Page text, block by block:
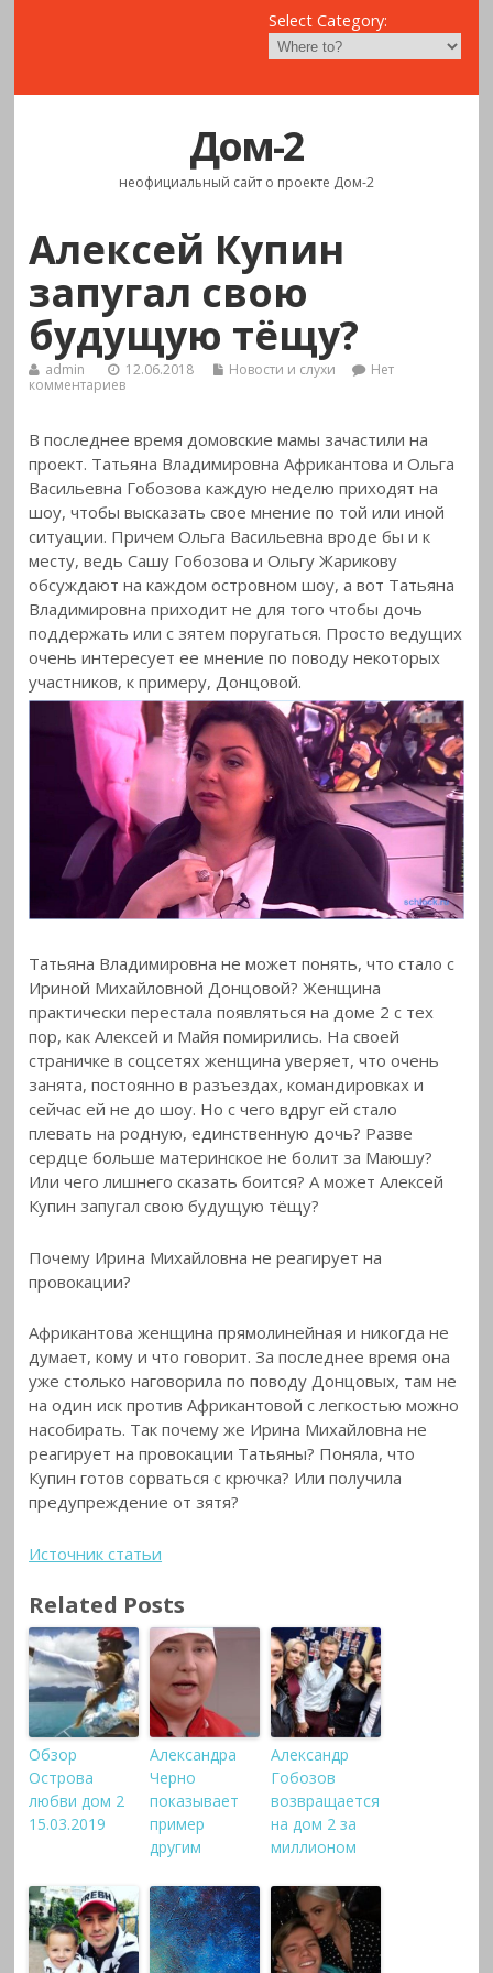
Select Category:
Дом-2
неофициальный сайт о проекте Дом-2
Алексей Купин
запугал свою
будущую тёщу?
admin 12.06.2018 Новости и слухи
Нет
комментариев
В последнее время домовские мамы зачастили на
проект. Татьяна Владимировна Африкантова и Ольга
Васильевна Гобозова каждую неделюприходят на
шоу, чтобы высказать свое мнение по той или иной
ситуации. Причем Ольга Васильевна вроде бы и к
месту, ведь Сашу Гобозова и Ольгу Жарикову
обсуждают на каждом островном шоу, а вот Татьяна
Владимировна приходит не для того чтобы дочь
поддержать или с зятем поругаться. Просто ведущих
очень интересует ее мнение по поводу некоторых
участников, к примеру, Донцовой.
Татьяна Владимировна не может понять, что стало с
Ириной Михайловной Донцовой? Женщина
практически перестала появляться на доме 2 с тех
пор, как Алексей и Майя помирились. На своей
страничке в соцсетях женщина уверяет, что очень
занята, постоянно в разъездах, командировках и
сейчас ей не до шоу. Но с чего вдруг ей стало
плевать на родную, единственную дочь? Разве
сердце больше материнское не болит за Маюшу?
Или чего лишнего сказать боится? А может Алексей
Купин запугал свою будущую тёщу?
Почему Ирина Михайловна не реагирует на
провокации?
Африкантова женщина прямолинейная и никогда не
думает, кому и что говорит. За последнее время она
уже столько наговорила по поводу Донцовых, там не
на один иск против Африкантовой с легкостью можно
насобирать. Так почему же Ирина Михайловна не
реагирует на провокации Татьяны? Поняла, что
Купин готов сорваться с крючка? Или получила
предупреждение от зятя?
Источник статьи
Related Posts
Обзор
Острова
любви дом 2
15.03.2019
Александра
Черно
показывает
пример
другим
Александр
Гобозов
возвращается
на дом 2 за
миллионом